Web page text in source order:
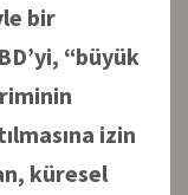
bir
“büyük
izin
küresel